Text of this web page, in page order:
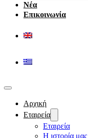
Νέα
Επικοινωνία
Αρχική
Εταιρεία
Εταιρεία
Η ιστορία μας